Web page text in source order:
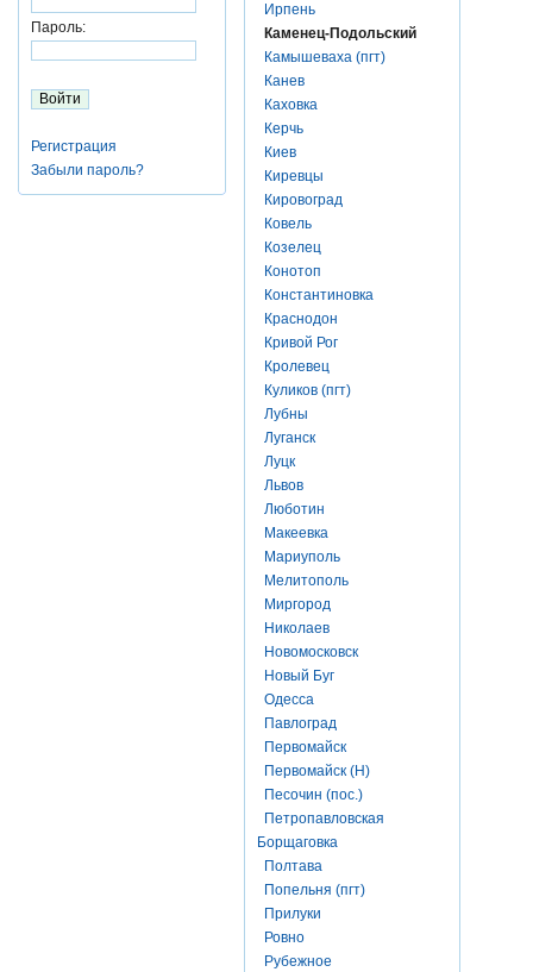
Пароль:
Регистрация
Забыли пароль?
Ирпень
Каменец-Подольский
Камышеваха (пгт)
Канев
Каховка
Керчь
Киев
Киревцы
Кировоград
Ковель
Козелец
Конотоп
Константиновка
Краснодон
Кривой Рог
Кролевец
Куликов (пгт)
Лубны
Луганск
Луцк
Львов
Люботин
Макеевка
Мариуполь
Мелитополь
Миргород
Николаев
Новомосковск
Новый Буг
Одесса
Павлоград
Первомайск
Первомайск (Н)
Песочин (пос.)
Петропавловская
Борщаговка
Полтава
Попельня (пгт)
Прилуки
Ровно
Рубежное